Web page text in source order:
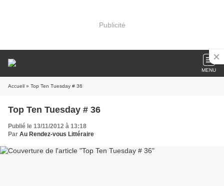
Publicité
MENU
Accueil » Top Ten Tuesday # 36
Top Ten Tuesday # 36
Publié le 13/11/2012 à 13:18
Par Au Rendez-vous Littéraire